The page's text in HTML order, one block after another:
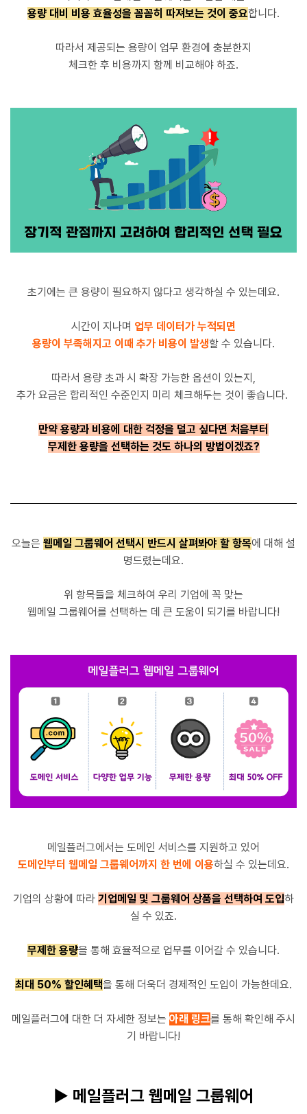
용량 대비 비용 효율성을 꼼꼼히 따져보는 것이 중요합니다.
따라서 제공되는 용량이 업무 환경에 충분한지
체크한 후 비용까지 함께 비교해야 하죠.
초기에는 큰 용량이 필요하지 않다고 생각하실 수 있는데요.
시간이 지나며 업무 데이터가 누적되면
용량이 부족해지고 이때 추가 비용이 발생할 수 있습니다.
따라서 용량 초과 시 확장 가능한 옵션이 있는지,
추가 요금은 합리적인 수준인지 미리 체크해두는 것이 좋습니다.
만약 용량과 비용에 대한 걱정을 덜고 싶다면 처음부터
무제한 용량을 선택하는 것도 하나의 방법이겠죠?
오늘은 웹메일 그룹웨어 선택시 반드시 살펴봐야 할 항목에 대해 설
명드렸는데요.
위 항목들을 체크하여 우리 기업에 꼭 맞는
웹메일 그룹웨어를 선택하는 데 큰 도움이 되기를 바랍니다!
메일플러그에서는 도메인 서비스를 지원하고 있어
도메인부터 웹메일 그룹웨어까지 한 번에 이용하실 수 있는데요.
기업의 상황에 따라 기업메일 및 그룹웨어 상품을 선택하여 도입하
실 수 있죠.
무제한 용량을 통해 효율적으로 업무를 이어갈 수 있습니다.
최대 50% 할인혜택을 통해 더욱더 경제적인 도입이 가능한데요.
메일플러그에 대한 더 자세한 정보는 아래 링크를 통해 확인해 주시
기 바랍니다!
▶ 메일플러그 웹메일 그룹웨어